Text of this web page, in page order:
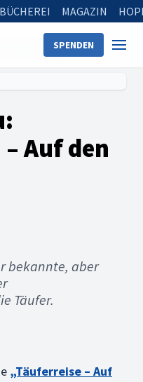
MAGAZIN
SPENDEN
Spuren einer
Auf den
bekannte, aber
Täufer.
„Täuferreise – Auf